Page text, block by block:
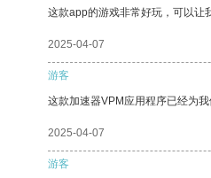
这款app的游戏非常好玩，可以让
2025-04-07
游客
这款加速器VPM应用程序已经为
2025-04-07
游客